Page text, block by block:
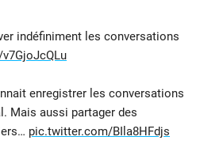
indéfiniment les conversations
enregistrer les conversations
Mais aussi partager des
pic.twitter.com/BIla8HFdjs